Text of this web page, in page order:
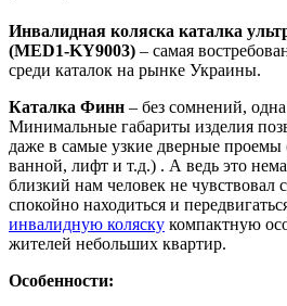
Инвалидная коляска каталка
(MED1-KY9003) – самая
среди каталок на рынке Украины.
Каталка Финн – без сомнений,
Минимальные габариты изделия
даже в самые узкие дверные проемы
ванной, лифт и т.д.) . А ведь это
близкий нам человек не
спокойно находиться и
инвалидную коляску компактную
жителей небольших квартир.
Особенности: